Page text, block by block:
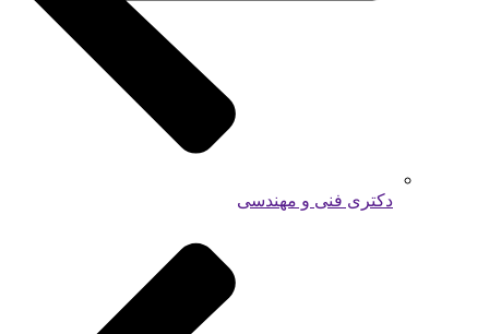
دکتری فنی و مهندسی